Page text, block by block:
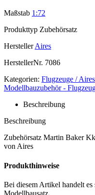
Maßstab 1:72
Produkttyp Zubehörsatz
Hersteller Aires
HerstellerNr. 7086
Kategorien: Flugzeuge / Aires
Modellbauzubehör -
Beschreibung
Beschreibung
Zubehörsatz Martin Baker
von Aires
Produkthinweise
Bei diesem Artikel handelt
Modellbausatz.